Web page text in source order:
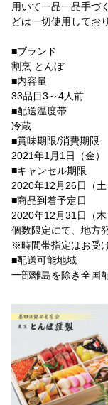
用いて一品一品手づ
どは一切使用してお
■ブランド
割烹 とんぼ
■内容量
33品目3～4人前
■配送温度帯
冷蔵
■賞味期限/消費期限
2021年1月1日（金）
■キャンセル期限
2020年12月26日（土
■商品到着予定日
2020年12月31日（木
個数限定にて、地方
※時間帯指定はお受
■配送可能地域
一部離島を除き全国